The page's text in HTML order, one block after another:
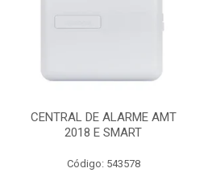
CENTRAL DE ALARME AMT
2018 E SMART
Código: 543578